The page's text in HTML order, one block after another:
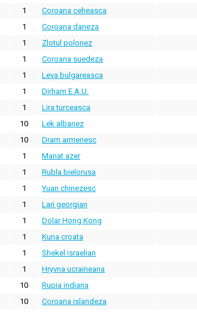
1 Coroana ceheasca
1 Coroana daneza
1 Zlotul polonez
1 Coroana suedeza
1 Leva bulgareasca
1 Dirham E.A.U.
1 Lira turceasca
10 Lek albanez
10 Dram armenesc
1 Manat azer
1 Rubla bielorusa
1 Yuan chinezesc
1 Lari georgian
1 Dolar Hong Kong
1 Kuna croata
1 Shekel israelian
1 Hryvna ucraineana
10 Rupia indiana
10 Coroana islandeza